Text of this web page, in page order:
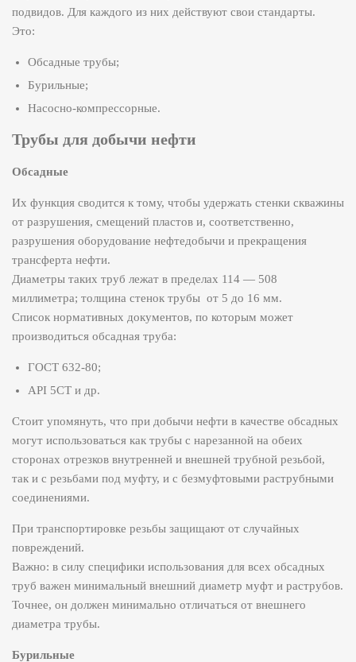
подвидов. Для каждого из них действуют свои стандарты.
Это:
Обсадные трубы;
Бурильные;
Насосно-компрессорные.
Трубы для добычи нефти
Обсадные
Их функция сводится к тому, чтобы удержать стенки скважины
от разрушения, смещений пластов и, соответственно,
разрушения оборудование нефтедобычи и прекращения
трансферта нефти.
Диаметры таких труб лежат в пределах 114 — 508
миллиметра; толщина стенок трубы от 5 до 16 мм.
Список нормативных документов, по которым может
производиться обсадная труба:
ГОСТ 632-80;
API 5CT и др.
Стоит упомянуть, что при добычи нефти в качестве обсадных
могут использоваться как трубы с нарезанной на обеих
сторонах отрезков внутренней и внешней трубной резьбой,
так и с резьбами под муфту, и с безмуфтовыми раструбными
соединениями.
При транспортировке резьбы защищают от случайных
повреждений.
Важно: в силу специфики использования для всех обсадных
труб важен минимальный внешний диаметр муфт и раструбов.
Точнее, он должен минимально отличаться от внешнего
диаметра трубы.
Бурильные